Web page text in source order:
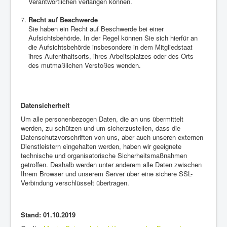
Recht auf Beschwerde
Sie haben ein Recht auf Beschwerde bei einer
Aufsichtsbehörde. In der Regel können Sie sich hierfür an
die Aufsichtsbehörde insbesondere in dem Mitgliedstaat
ihres Aufenthaltsorts, ihres Arbeitsplatzes oder des Orts
des mutmaßlichen Verstoßes wenden.
Datensicherheit
Um alle personenbezogen Daten, die an uns übermittelt
werden, zu schützen und um sicherzustellen, dass die
Datenschutzvorschriften von uns, aber auch unseren externen
Dienstleistern eingehalten werden, haben wir geeignete
technische und organisatorische Sicherheitsmaßnahmen
getroffen. Deshalb werden unter anderem alle Daten zwischen
Ihrem Browser und unserem Server über eine sichere SSL-
Verbindung verschlüsselt übertragen.
Stand: 01.10.2019